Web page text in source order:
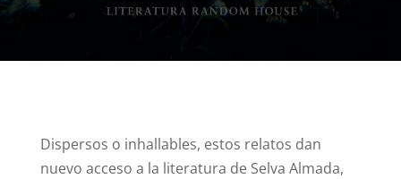
Dispersos o inhallables, estos relatos dan
nuevo acceso a la literatura de Selva Almada,